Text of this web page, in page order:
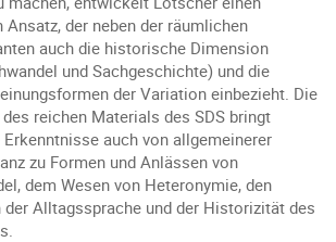
der neben der räumlichen
auch die historische Dimension
und Sachgeschichte) und die
der Variation einbezieht. Die
reichen Materials des SDS bringt
auch von allgemeinerer
zu Formen und Anlässen von
dem Wesen von Heteronymie, den
der Alltagssprache und der Historizität des